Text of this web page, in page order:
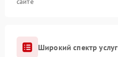
Широкий спектр услуг